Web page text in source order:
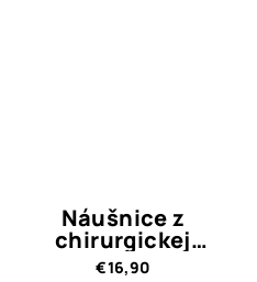
Náušnice z
chirurgickej
zatočené kruhy
€16,90